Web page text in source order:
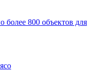
более 800 объектов для